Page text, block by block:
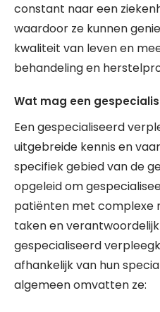
constant naar een
waardoor ze kunnen
kwaliteit van leven en
behandeling en
Wat mag een
Een gespecialiseerd
uitgebreide kennis en
specifiek gebied van de
opgeleid om
patiënten met complexe
taken en
gespecialiseerd
afhankelijk van hun
algemeen omvatten ze: